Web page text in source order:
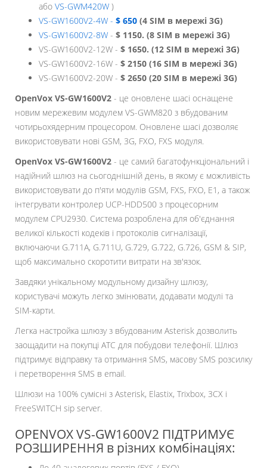
або VS-GWM420W )
VS-GW1600V2-4W - $ 650 (4 SIM в мережі 3G)
VS-GW1600V2-8W - $ 1150. (8 SIM в мережі 3G)
VS-GW1600V2-12W - $ 1650. (12 SIM в мережі 3G)
VS-GW1600V2-16W - $ 2150 (16 SIM в мережі 3G)
VS-GW1600V2-20W - $ 2650 (20 SIM в мережі 3G)
OpenVox VS-GW1600V2 - це оновлене шасі оснащене
новим мережевим модулем VS-GWM820 з вбудованим
чотирьохядерним процесором. Оновлене шасі дозволяє
використовувати нові GSM, 3G, FXO, FXS модуля.
OpenVox VS-GW1600V2 - це самий багатофункціональний і
надійний шлюз на сьогоднішній день, в якому є можливість
використовувати до п'яти модулів GSM, FXS, FXO, E1, а також
інтегрувати контролер UCP-HDD500 з процесорним
модулем CPU2930. Система розроблена для об'єднання
великої кількості кодеків і протоколів сигналізації,
включаючи G.711A, G.711U, G.729, G.722, G.726, GSM & SIP,
щоб максимально скоротити витрати на зв'язок.
Завдяки унікальному модульному дизайну шлюзу,
користувачі можуть легко змінювати, додавати модулі та
SIM-карти.
Легка настройка шлюзу з вбудованим Asterisk дозволить
заощадити на покупці ATC для побудови телефонії. Шлюз
підтримує відправку та отримання SMS, масову SMS розсилку
і перетворення SMS в email.
Шлюзи на 100% сумісні з Asterisk, Elastix, Trixbox, 3CX і
FreeSWITCH sip server.
OPENVOX VS-GW1600V2 ПІДТРИМУЄ
РОЗШИРЕННЯ в різних комбінаціях: